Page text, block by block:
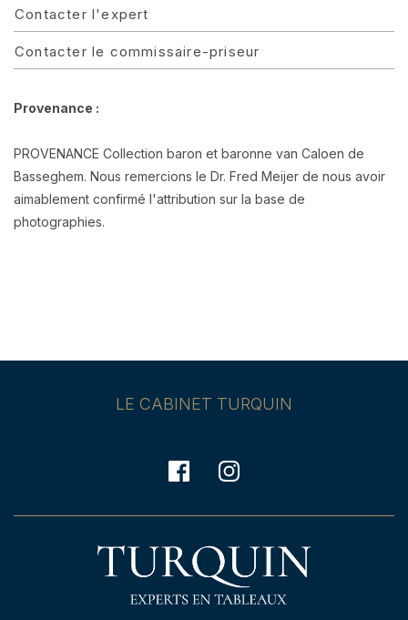
Contacter l'expert
Contacter le commissaire-priseur
Provenance :
PROVENANCE Collection baron et baronne van Caloen de
Basseghem. Nous remercions le Dr. Fred Meijer de nous avoir
aimablement confirmé l'attribution sur la base de
photographies.
LE CABINET TURQUIN